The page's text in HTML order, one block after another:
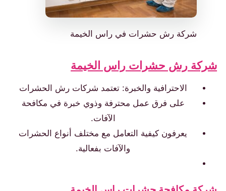
شركة رش حشرات في راس الخيمة
رش حشرات راس الخيمة
الاحترافية والخبرة: تعتمد شركات رش الحشرات
على فرق عمل محترفة وذوي خبرة في مكافحة
الآفات.
يعرفون كيفية التعامل مع مختلف أنواع الحشرات
والآفات بفعالية.